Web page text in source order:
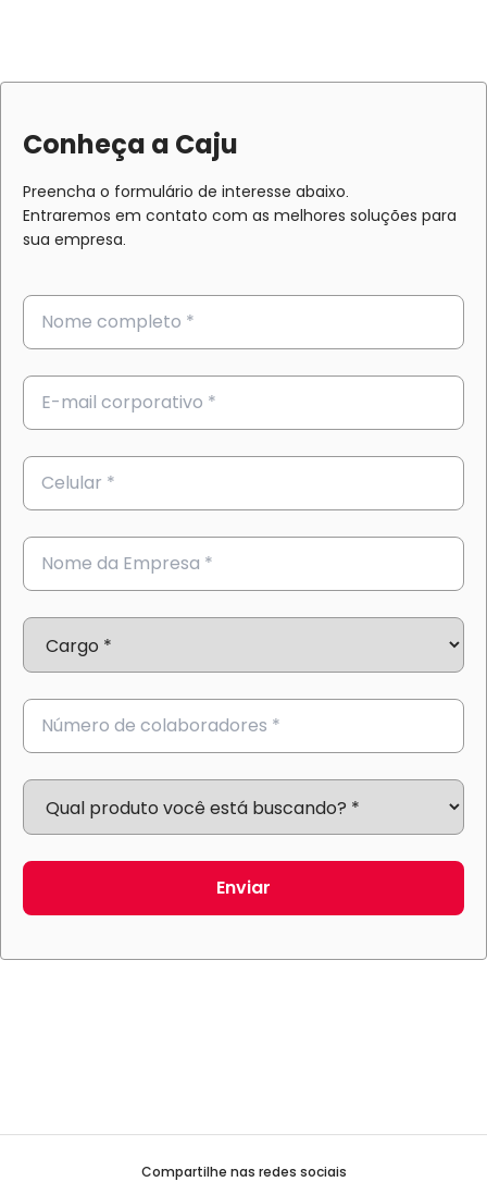
Conheça a Caju
Preencha o formulário de interesse abaixo.
Entraremos em contato com as melhores soluções para
sua empresa.
Enviar
Compartilhe nas redes sociais